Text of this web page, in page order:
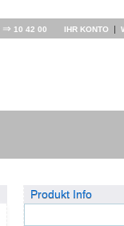
⇒ 10 42 00 IHR KONTO |
Produkt Info